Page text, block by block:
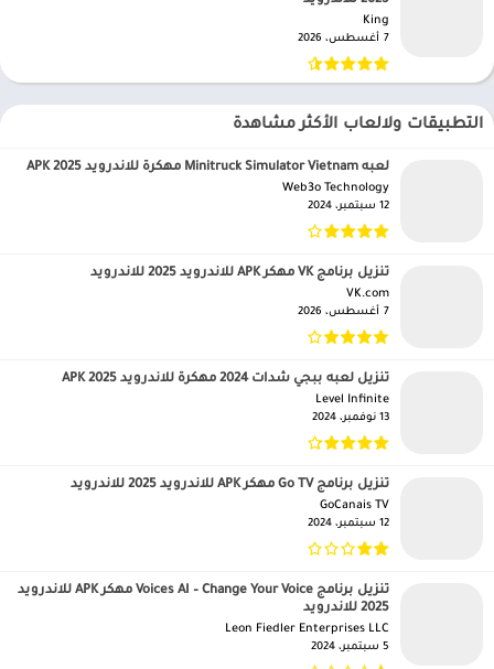
King‏
7 أغسطس، 2026
التطبيقات ولالعاب الأكثر مشاهدة
لعبه Minitruck Simulator Vietnam مهكرة للاندرويد APK 2025
Web3o Technology‏
12 سبتمبر، 2024
تنزيل برنامج VK مهكر APK للاندرويد 2025 للاندرويد
VK.com‏
7 أغسطس، 2026
تنزيل لعبه ببجي شدات 2024 مهكرة للاندرويد APK 2025
Level Infinite‏
13 نوفمبر، 2024
تنزيل برنامج Go TV مهكر APK للاندرويد 2025 للاندرويد
GoCanais TV‏
12 سبتمبر، 2024
تنزيل برنامج Voices AI – Change Your Voice مهكر APK للاندرويد
2025 للاندرويد
Leon Fiedler Enterprises LLC‏
5 سبتمبر، 2024